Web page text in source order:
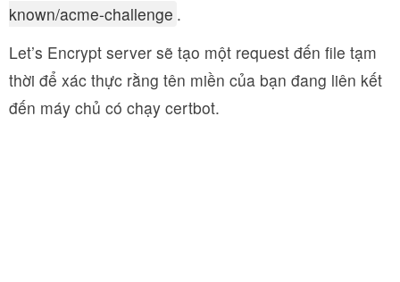
known/acme-challenge .
Let’s Encrypt server sẽ tạo một request đến file tạm
thời để xác thực rằng tên miền của bạn đang liên kết
đến máy chủ có chạy certbot.